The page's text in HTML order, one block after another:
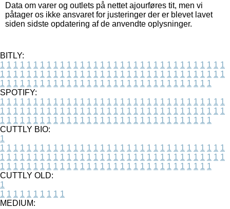
Data om varer og outlets på nettet ajourføres tit, men vi
påtager os ikke ansvaret for justeringer der er blevet lavet
siden sidste opdatering af de anvendte oplysninger.
BITLY:
1 1 1 1 1 1 1 1 1 1 1 1 1 1 1 1 1 1 1 1 1 1 1 1 1 1 1 1 1 1 1 1 1 1
1 1 1 1 1 1 1 1 1 1 1 1 1 1 1 1 1 1 1 1 1 1 1 1 1 1 1 1 1 1 1 1 1 1
1 1 1 1 1 1 1 1 1 1 1 1 1 1 1 1 1 1 1 1 1 1 1 1 1 1 1 1 1 1 1 1
SPOTIFY:
1 1 1 1 1 1 1 1 1 1 1 1 1 1 1 1 1 1 1 1 1 1 1 1 1 1 1 1 1 1 1 1 1 1
1 1 1 1 1 1 1 1 1 1 1 1 1 1 1 1 1 1 1 1 1 1 1 1 1 1 1 1 1 1 1 1 1 1
1 1 1 1 1 1 1 1 1 1 1 1 1 1 1 1 1 1 1 1 1 1 1 1 1 1 1 1 1 1 1 1
CUTTLY BIO:
1
1 1 1 1 1 1 1 1 1 1 1 1 1 1 1 1 1 1 1 1 1 1 1 1 1 1 1 1 1 1 1 1 1 1
1 1 1 1 1 1 1 1 1 1 1 1 1 1 1 1 1 1 1 1 1 1 1 1 1 1 1 1 1 1 1 1 1 1
1 1 1 1 1 1 1 1 1 1 1 1 1 1 1 1 1 1 1 1 1 1 1 1 1 1 1 1 1 1 1 1
CUTTLY OLD:
1
1 1 1 1 1 1 1 1 1 1
MEDIUM: